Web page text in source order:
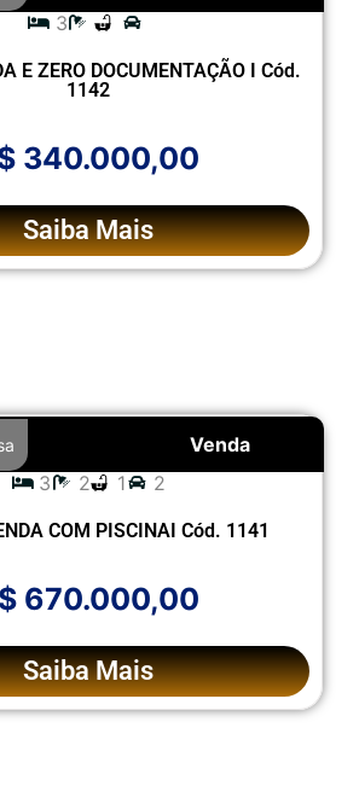
3
E ZERO DOCUMENTAÇÃO I Cód.
1142
340.000,00
Saiba Mais
Venda
3 2 1 2
COM PISCINAI Cód. 1141
670.000,00
Saiba Mais